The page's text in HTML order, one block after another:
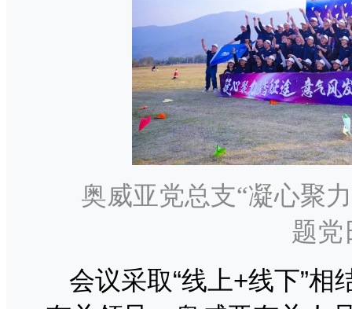
奥威亚党总支“凝心聚
题党
会议采取“线上+线下”